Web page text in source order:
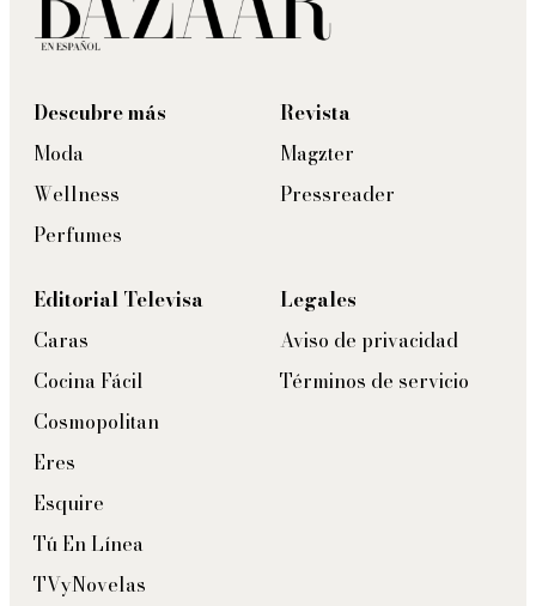
Descubre más
Moda
Wellness
Perfumes
Revista
Magzter
Pressreader
Editorial Televisa
Caras
Cocina Fácil
Cosmopolitan
Eres
Esquire
Tú En Línea
TVyNovelas
Legales
Aviso de privacidad
Términos de servicio